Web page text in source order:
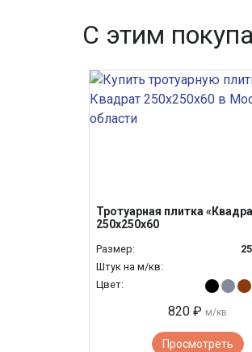
С этим
Тротуарная плитка
250х250х60
Размер:
Штук на м/кв:
Цвет:
820 ₽ м/кв
Просмотреть